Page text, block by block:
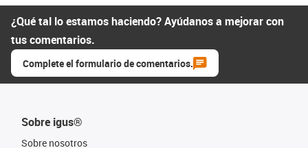
¿Qué tal lo estamos haciendo? Ayúdanos a mejorar con
tus comentarios.
Complete el formulario de comentarios.
Sobre igus®
Sobre nosotros